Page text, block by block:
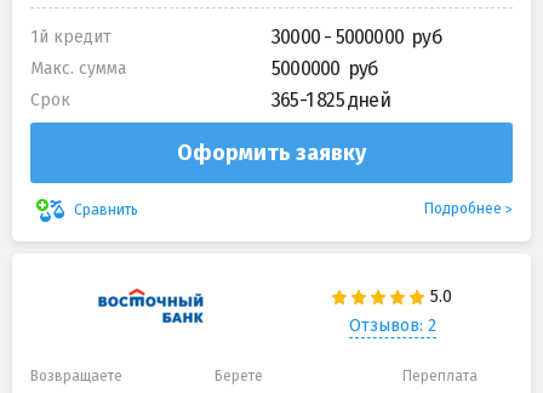
1й кредит 30000 - 5000000
Макс. сумма 5000000
Срок 365-1 825 дней
Оформить заявку
Сравнить Подробнее
Отзывов: 2
Возвращаете Берете Переплата